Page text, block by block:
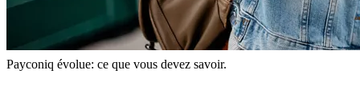
Payconiq évolue: ce que vous devez savoir.